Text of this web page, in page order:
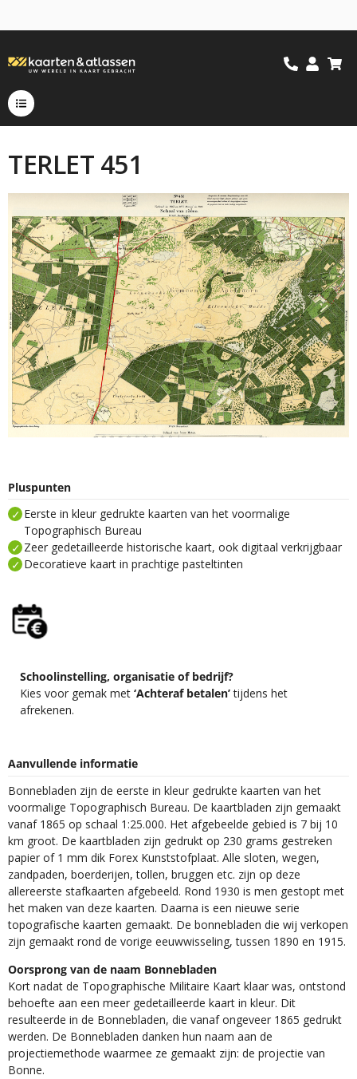
TERLET 451
Pluspunten
Eerste in kleur gedrukte kaarten van het voormalige
Topographisch Bureau
Zeer gedetailleerde historische kaart, ook digitaal verkrijgbaar
Decoratieve kaart in prachtige pasteltinten
Schoolinstelling, organisatie of bedrijf?
Kies voor gemak met ‘Achteraf betalen’tijdens het
afrekenen.
Aanvullende informatie
Bonnebladen zijn de eerste in kleur gedrukte kaarten van het
voormalige Topographisch Bureau. De kaartbladen zijn gemaakt
vanaf 1865 op schaal 1:25.000. Het afgebeelde gebied is 7 bij 10
km groot. De kaartbladen zijn gedrukt op 230 grams gestreken
papier of 1 mm dik Forex Kunststofplaat. Alle sloten, wegen,
zandpaden, boerderijen, tollen, bruggen etc. zijn op deze
allereerste stafkaarten afgebeeld. Rond 1930 is men gestopt met
het maken van deze kaarten. Daarna is een nieuwe serie
topografische kaarten gemaakt. De bonnebladen die wij verkopen
zijn gemaakt rond de vorige eeuwwisseling, tussen 1890 en 1915.
Oorsprong van de naam Bonnebladen
Kort nadat de Topographische Militaire Kaart klaar was, ontstond
behoefte aan een meer gedetailleerde kaart in kleur. Dit
resulteerde in de Bonnebladen, die vanaf ongeveer 1865 gedrukt
werden. De Bonnebladen danken hun naam aan de
projectiemethode waarmee ze gemaakt zijn: de projectie van
Bonne.